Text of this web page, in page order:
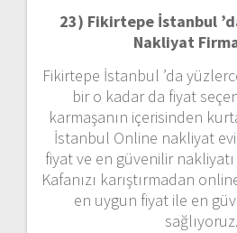
23) Fikirtepe İstanbul
Nakliyat
Fikirtepe İstanbul ’da
bir o kadar da fiyat
karmaşanın içerisinden
İstanbul Online nakliyat
fiyat ve en güvenilir
Kafanızı karıştırmadan
en uygun fiyat ile en
sağlıyoruz.